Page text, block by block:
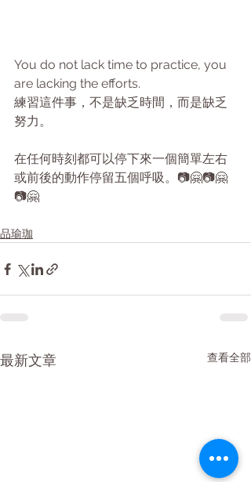
You do not lack time to practice, you
are lacking the efforts.
練習這件事，不是缺乏時間，而是缺乏
努力。
在任何時刻都可以停下來一個簡單左右
或前後的動作停留五個呼吸。📷🤗📷🤗
📷🤗
品瑜珈
最新文章 查看全部